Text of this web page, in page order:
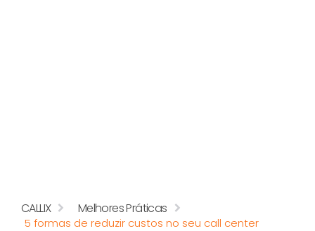
CALLIX Melhores Práticas
5 formas de reduzir custos no seu call center